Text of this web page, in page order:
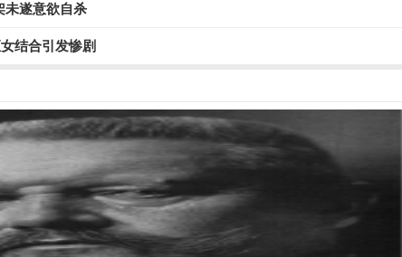
未遂意欲自杀
结合引发惨剧